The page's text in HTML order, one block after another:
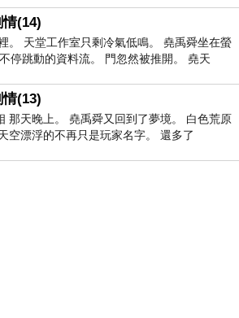
(14)
。 天堂工作室只剩冷氣低鳴。 堯禹舜坐在螢
停跳動的資料流。 門忽然被推開。 堯天
(13)
那天晚上。 堯禹舜又回到了夢境。 白色荒原
空漂浮的不再只是玩家名字。 還多了